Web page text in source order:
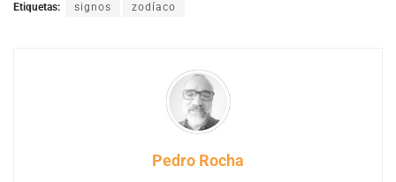
Etiquetas: signos zodíaco
Pedro Rocha